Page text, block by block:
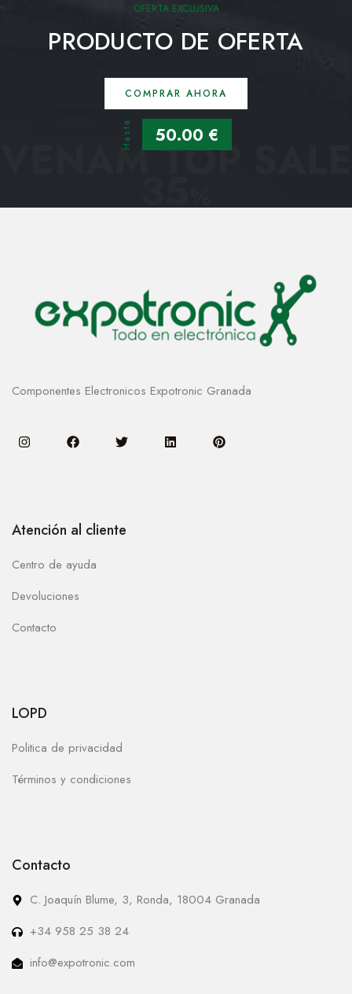
OFERTA EXCLUSIVA
PRODUCTO DE OFERTA
COMPRAR AHORA
Hasta 50.00 €
VENAM TOP SALE
35
Componentes Electronicos Expotronic Granada
Atención al cliente
Centro de ayuda
Devoluciones
Contacto
LOPD
Politica de privacidad
Términos y condiciones
Contacto
C. Joaquín Blume, 3, Ronda, 18004 Granada
+34 958 25 38 24
info@expotronic.com